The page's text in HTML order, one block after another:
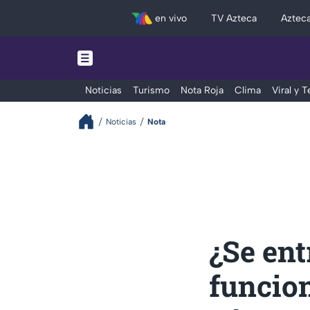
en vivo TV Azteca
Noticias Turismo Nota Roja Clima Viral y
Noticias Nota
¿Se